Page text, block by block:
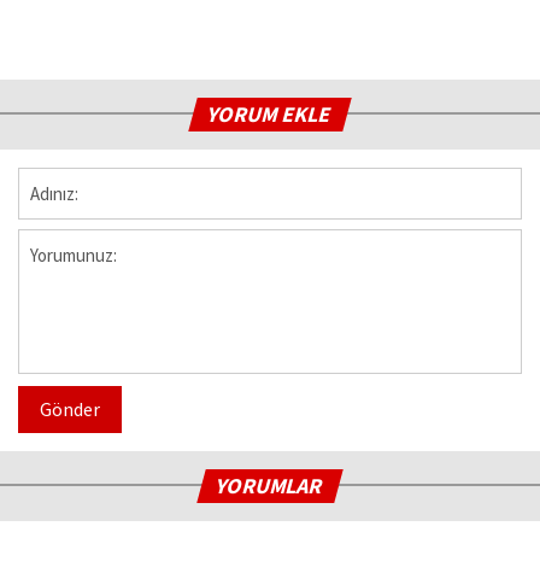
YORUM EKLE
Gönder
YORUMLAR